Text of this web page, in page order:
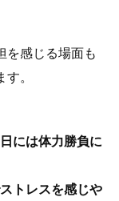
を感じる場面も
。
には体力勝負に
トレスを感じや